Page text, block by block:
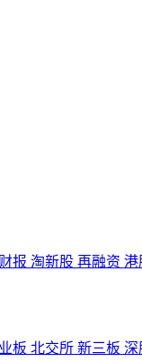
报 淘新股 再融资
板 北交所 新三板